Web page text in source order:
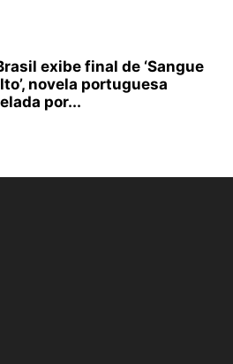
exibe final de ‘Sangue
novela portuguesa
por...